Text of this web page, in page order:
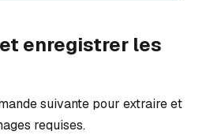
enregistrer les
suivante pour extraire et
requises.